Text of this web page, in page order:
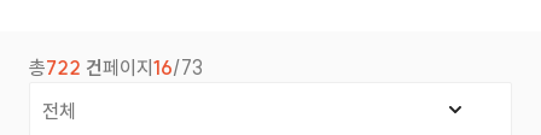
총722 건페이지 16/73